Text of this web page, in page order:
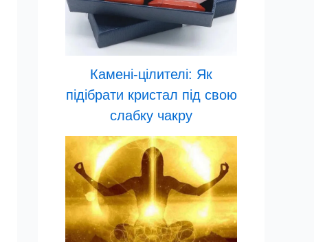
Камені-цілителі: Як
підібрати кристал під свою
слабку чакру